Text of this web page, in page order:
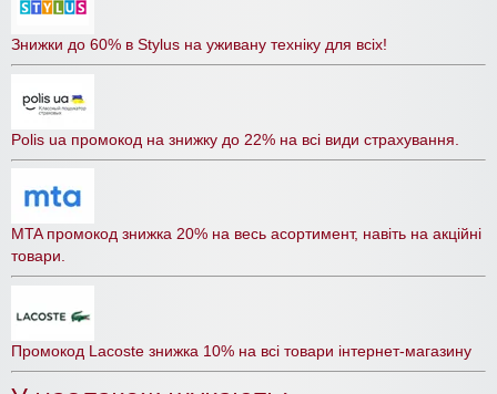
Знижки до 60% в Stylus на уживану техніку для всіх!
Polis ua промокод на знижку до 22% на всі види страхування.
MTA промокод знижка 20% на весь асортимент, навіть на акційні
товари.
Промокод Lacoste знижка 10% на всі товари інтернет-магазину